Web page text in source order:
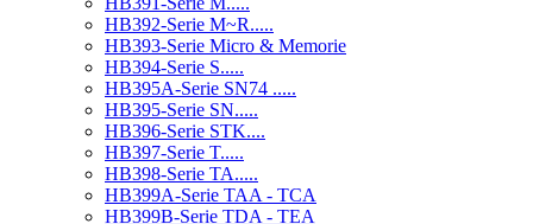
HB392-Serie M~R.....
HB393-Serie Micro & Memorie
HB394-Serie S.....
HB395A-Serie SN74 .....
HB395-Serie SN.....
HB396-Serie STK....
HB397-Serie T.....
HB398-Serie TA.....
HB399A-Serie TAA - TCA
HB399B-Serie TDA - TEA